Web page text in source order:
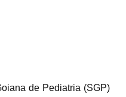
de Pediatria (SGP)